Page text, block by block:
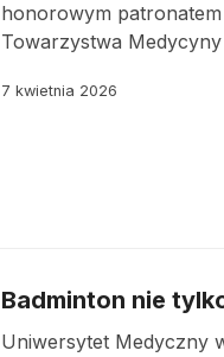
honorowym
Towarzystwa
7 kwietnia 2026
Badminton nie
Uniwersytet Medyczny